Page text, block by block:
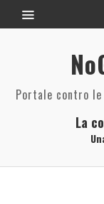
Portale contro
La